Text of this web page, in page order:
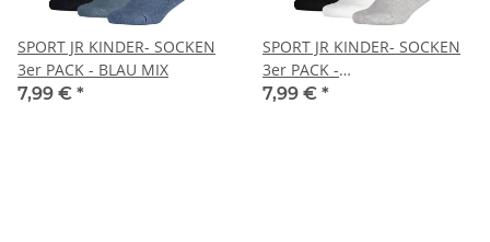
SPORT JR KINDER- SOCKEN
3er PACK - BLAU MIX
7,99 € *
SPORT JR KINDER- SOCKEN
3er PACK -
GRAU/WEIß/SCHWARZ
7,99 € *